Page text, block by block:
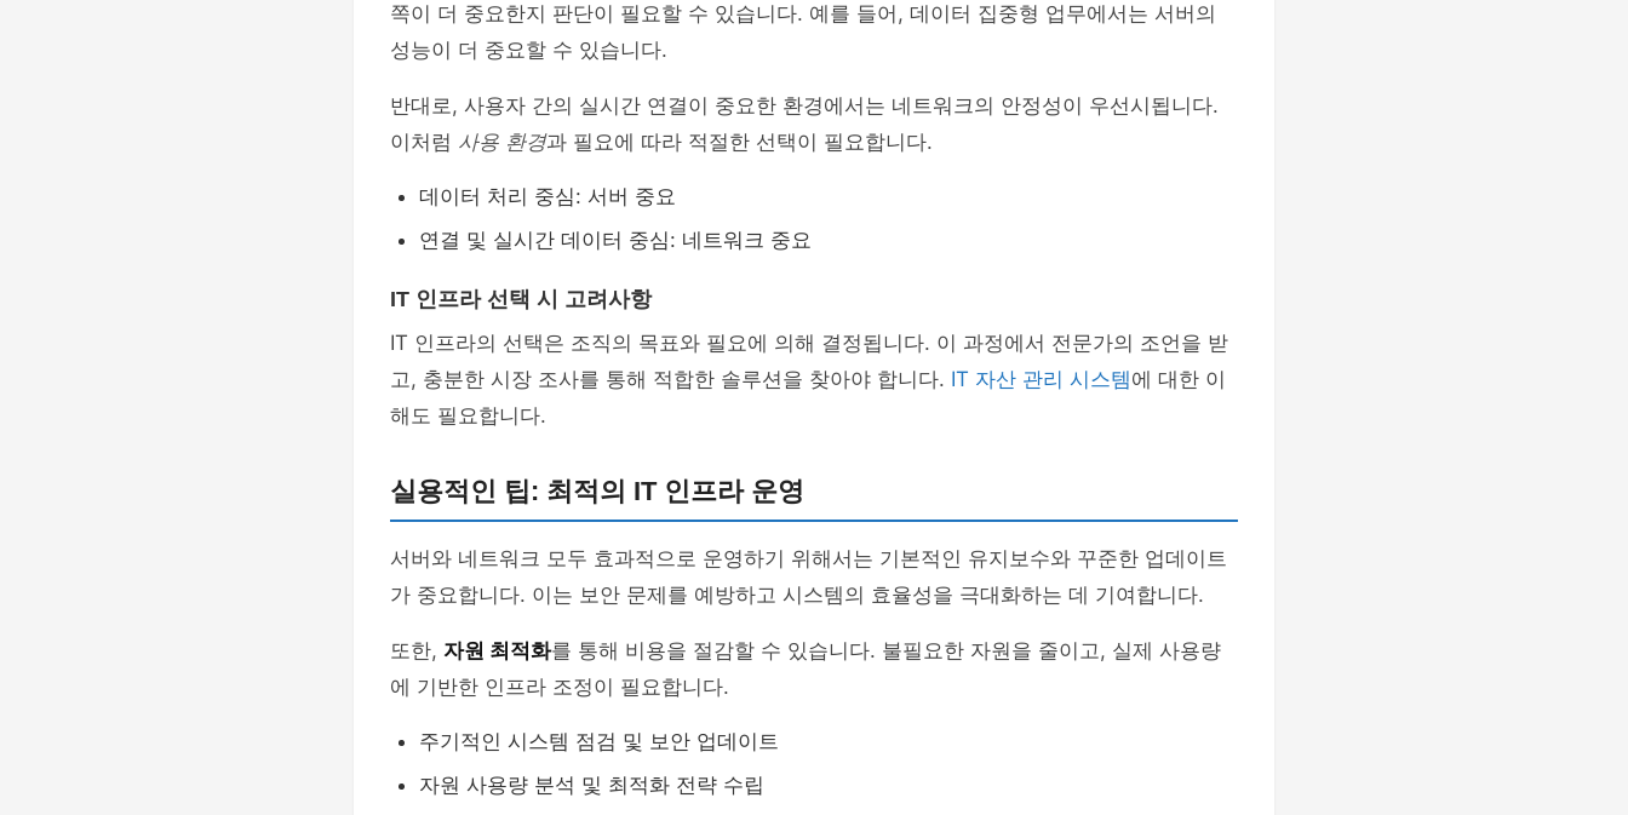
쪽이 더 중요한지 판단이 필요할 수 있습니다. 예를 들어, 데이터 집중형 업무에서는 서버의
성능이 더 중요할 수 있습니다.
반대로, 사용자 간의 실시간 연결이 중요한 환경에서는 네트워크의 안정성이 우선시됩니다.
이처럼 사용 환경과 필요에 따라 적절한 선택이 필요합니다.
데이터 처리 중심: 서버 중요
연결 및 실시간 데이터 중심: 네트워크 중요
IT 인프라 선택 시 고려사항
IT 인프라의 선택은 조직의 목표와 필요에 의해 결정됩니다. 이 과정에서 전문가의 조언을 받
고, 충분한 시장 조사를 통해 적합한 솔루션을 찾아야 합니다. IT 자산 관리 시스템에 대한 이
해도 필요합니다.
실용적인 팁: 최적의 IT 인프라 운영
서버와 네트워크 모두 효과적으로 운영하기 위해서는 기본적인 유지보수와 꾸준한 업데이트
가 중요합니다. 이는 보안 문제를 예방하고 시스템의 효율성을 극대화하는 데 기여합니다.
또한, 자원 최적화를 통해 비용을 절감할 수 있습니다. 불필요한 자원을 줄이고, 실제 사용량
에 기반한 인프라 조정이 필요합니다.
주기적인 시스템 점검 및 보안 업데이트
자원 사용량 분석 및 최적화 전략 수립